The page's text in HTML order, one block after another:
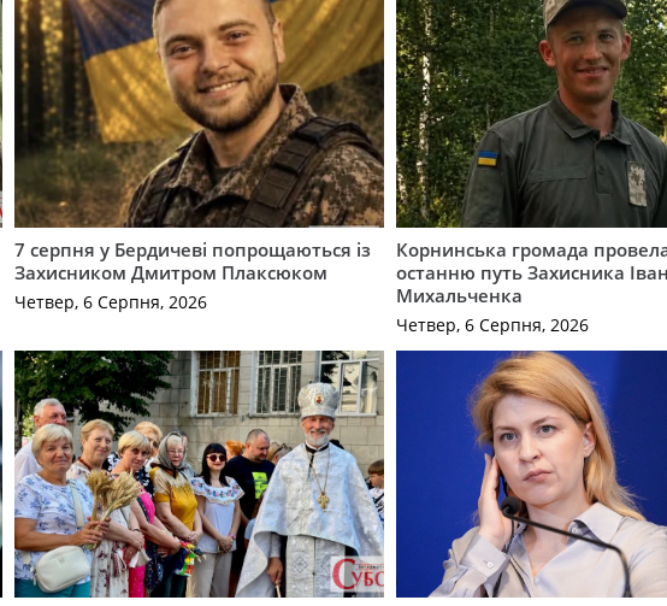
7 серпня у Бердичеві попрощаються із
Захисником Дмитром Плаксюком
Четвер, 6 Серпня, 2026
Корнинська громада
останню путь Захисника
Михальченка
Четвер, 6 Серпня, 2026